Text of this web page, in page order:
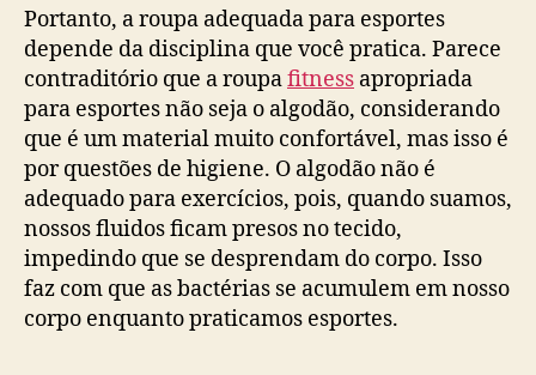
Portanto, a roupa adequada para esportes
depende da disciplina que você pratica. Parece
contraditório que a roupafitness apropriada
para esportes não seja o algodão, considerando
que é um material muito confortável, mas isso é
por questões de higiene. O algodão não é
adequado para exercícios, pois, quando suamos,
nossos fluidos ficam presos no tecido,
impedindo que se desprendam do corpo. Isso
faz com que as bactérias se acumulem em nosso
corpo enquanto praticamos esportes.